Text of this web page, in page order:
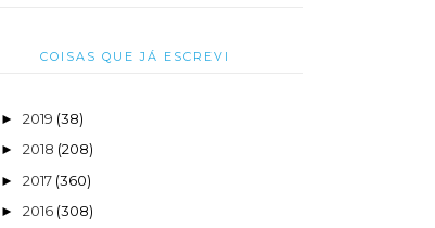
COISAS QUE JÁ ESCREVI
► 2019 (38)
► 2018 (208)
► 2017 (360)
► 2016 (308)